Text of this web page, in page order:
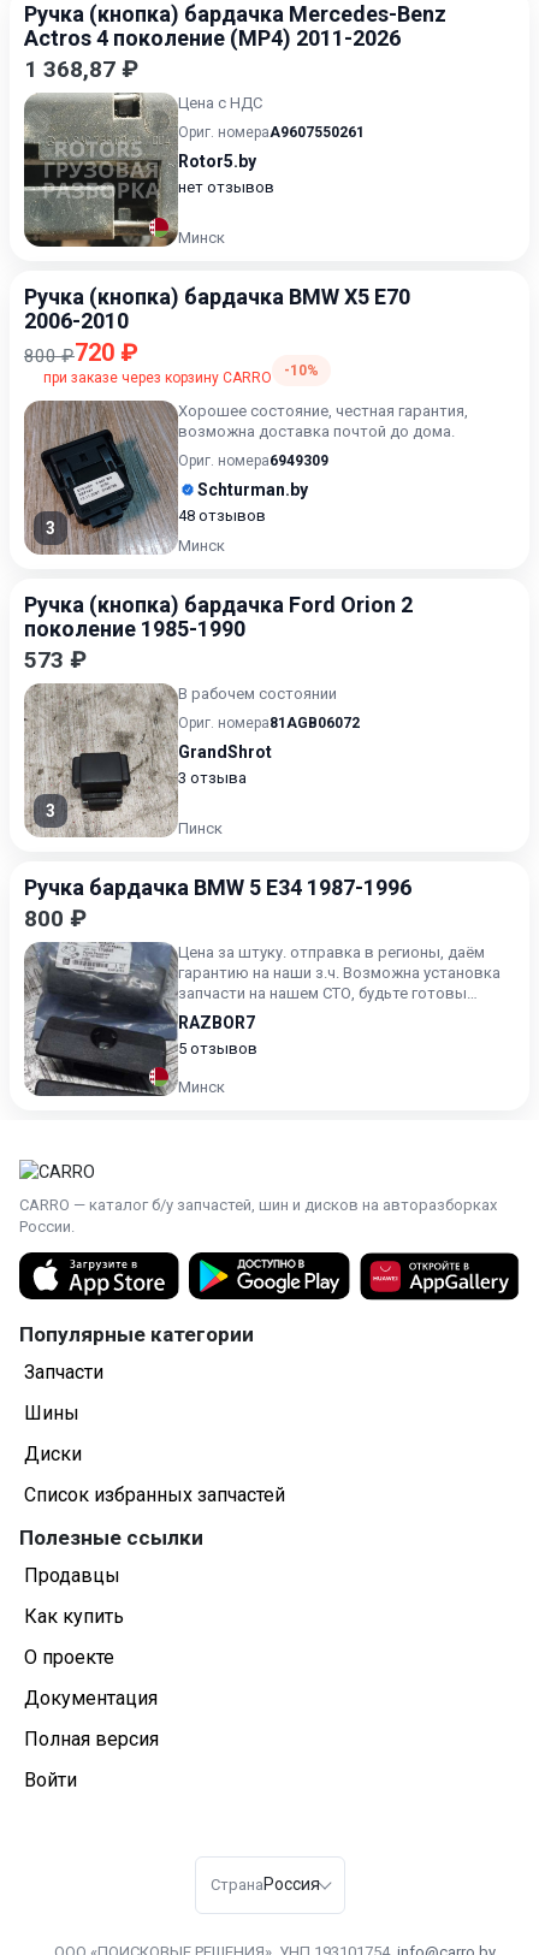
Ручка (кнопка) бардачка Mercedes-Benz
Actros 4 поколение (MP4) 2011-2026
1 368,87 ₽
Цена с НДС
Ориг. номераA9607550261
Rotor5.by
нет отзывов
Минск
Ручка (кнопка) бардачка BMW X5 E70
2006-2010
800 ₽720 ₽
при заказе через корзину CARRO -10%
3
Хорошее состояние, честная гарантия,
возможна доставка почтой до дома.
Ориг. номера6949309
Schturman.by
48 отзывов
Минск
Ручка (кнопка) бардачка Ford Orion 2
поколение 1985-1990
573 ₽
3
В рабочем состоянии
Ориг. номера81AGB06072
GrandShrot
3 отзыва
Пинск
Ручка бардачка BMW 5 E34 1987-1996
800 ₽
Цена за штуку. отправка в регионы, даём
гарантию на наши з.ч. Возможна установка
запчасти на нашем СТО, будьте готовы
назвать артикул зч
RAZBOR7
5 отзывов
Минск
CARRO — каталог б/у запчастей, шин и дисков на авторазборках
России.
Популярные категории
Запчасти
Шины
Диски
Список избранных запчастей
Полезные ссылки
Продавцы
Как купить
О проекте
Документация
Полная версия
Войти
Страна Россия